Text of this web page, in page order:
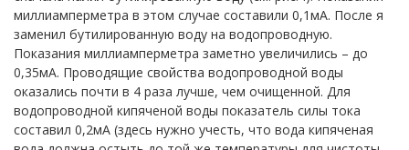
миллиамперметра в этом случае составили 0,1мА. После я
заменил бутилированную воду на водопроводную.
Показания миллиамперметра заметно увеличились – до
0,35мА. Проводящие свойства водопроводной воды
оказались почти в 4 раза лучше, чем очищенной. Для
водопроводной кипяченой воды показатель силы тока
составил 0,2мА (здесь нужно учесть, что вода кипяченая